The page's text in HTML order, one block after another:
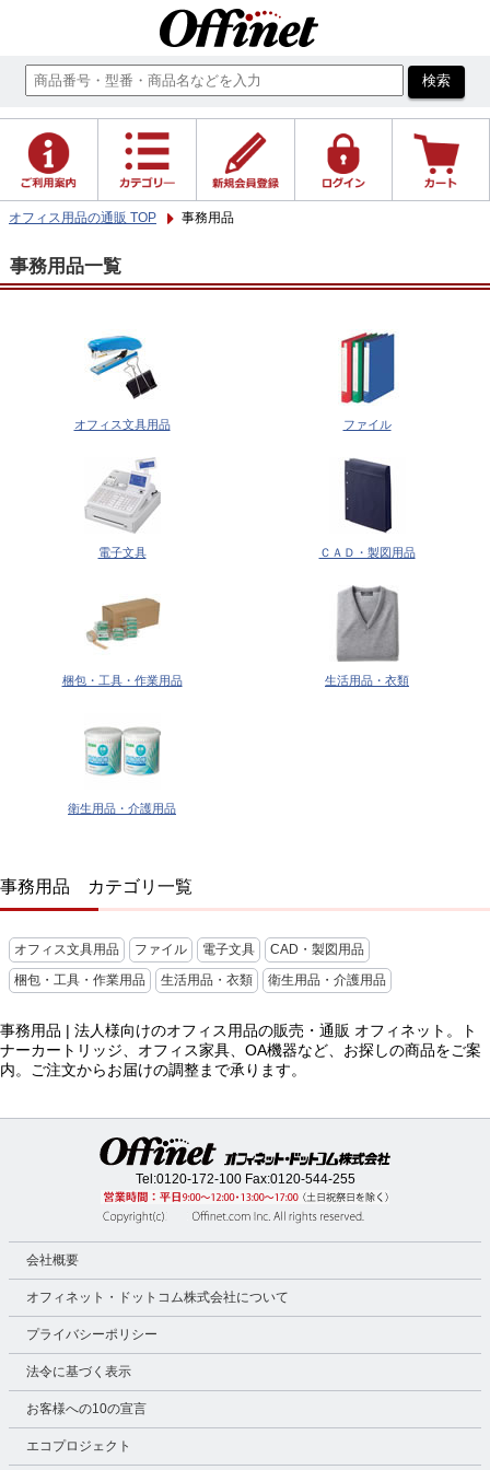
オフィス用品の通販 TOP 事務用品
事務用品一覧
オフィス文具用品 ファイル
電子文具 ＣＡＤ・製図用品
梱包・工具・作業用品 生活用品・衣類
衛生用品・介護用品
事務用品 カテゴリ一覧
オフィス文具用品 ファイル 電子文具 CAD・製図用品
梱包・工具・作業用品 生活用品・衣類 衛生用品・介護用品
事務用品 | 法人様向けのオフィス用品の販売・通販 オフィネット。ト
ナーカートリッジ、オフィス家具、OA機器など、お探しの商品をご案
内。ご注文からお届けの調整まで承ります。
Tel:0120-172-100Fax:0120-544-255
会社概要
オフィネット・ドットコム株式会社について
プライバシーポリシー
法令に基づく表示
お客様への10の宣言
エコプロジェクト